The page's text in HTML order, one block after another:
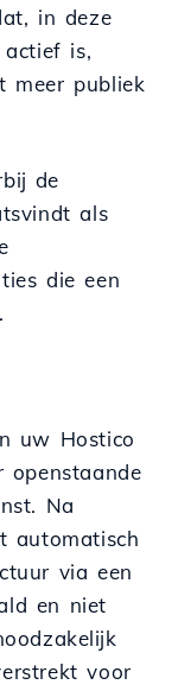
in deze
is,
meer publiek
de
als
die een
uw Hostico
openstaande
Na
automatisch
via een
en niet
voor